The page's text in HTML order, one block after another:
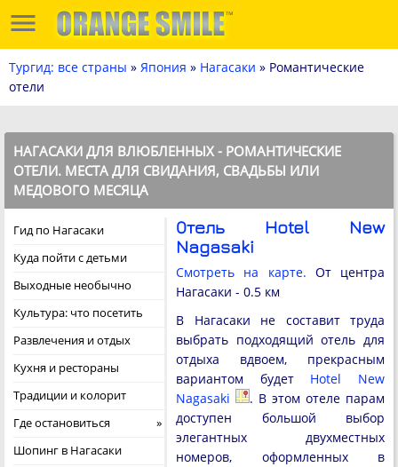
Тургид: все страны » Япония » Нагасаки » Романтические
отели
НАГАСАКИ ДЛЯ ВЛЮБЛЕННЫХ - РОМАНТИЧЕСКИЕ
ОТЕЛИ. МЕСТА ДЛЯ СВИДАНИЯ, СВАДЬБЫ ИЛИ
МЕДОВОГО МЕСЯЦА
Гид по Нагасаки
Куда пойти с детьми
Выходные необычно
Культура: что посетить
Развлечения и отдых
Кухня и рестораны
Традиции и колорит
Где остановиться
Шопинг в Нагасаки
Отель Hotel New
Nagasaki
Смотреть на карте. От центра
Нагасаки - 0.5 км
В Нагасаки не составит труда
выбрать подходящий отель для
отдыха вдвоем, прекрасным
вариантом будет Hotel New
Nagasaki
. В этом отеле парам
доступен большой выбор
элегантных двухместных
номеров, оформленных в